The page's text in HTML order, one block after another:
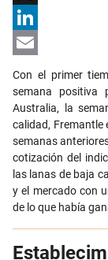
X
LinkedIn
Con el primer
semana positiva
Australia, la
calidad,
semanas
cotización del
las lanas de baja
y el mercado con
de lo que había